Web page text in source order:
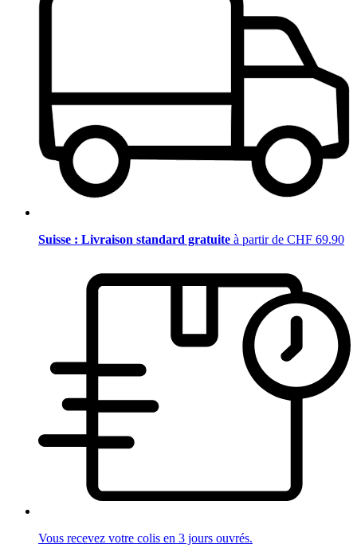
Suisse : Livraison standard gratuite à partir de CHF 69.90
Vous recevez votre colis en 3 jours ouvrés.